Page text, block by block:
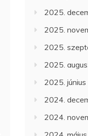
2025.
2025.
2025.
2025.
2025. június
2024.
2024.